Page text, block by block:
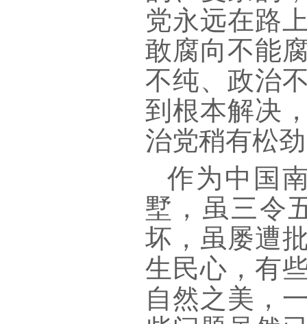
党永远在路
敢腐向不能
不纯、政治
到根本解决
治党稍有松
作为中国
墅，虽三令
坏，虽屡遭
生民心，有
自然之美，